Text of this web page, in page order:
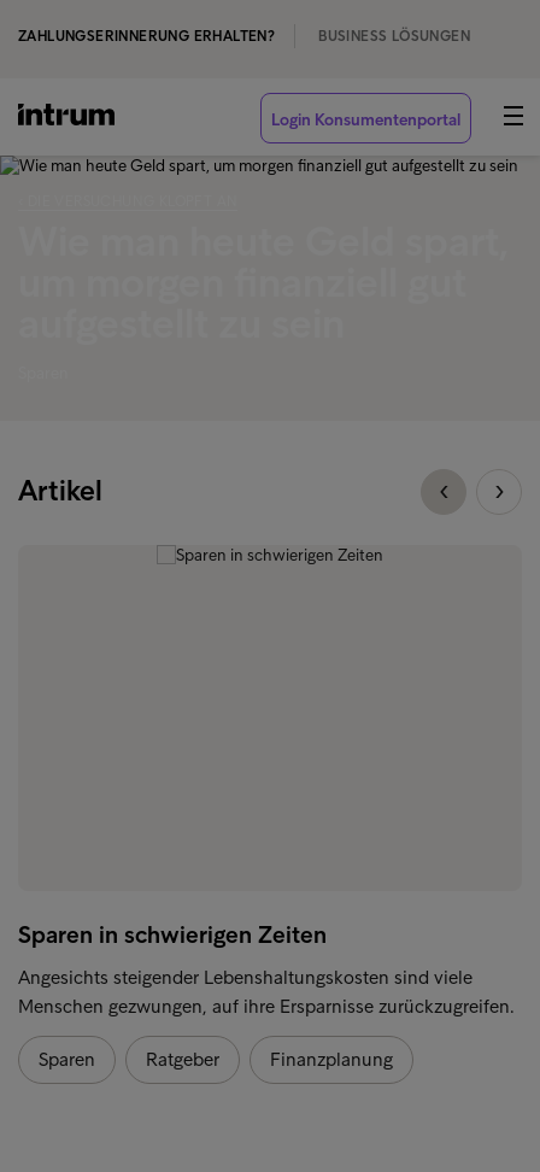
ZAHLUNGSERINNERUNG ERHALTEN? BUSINESS LÖSUNGEN
Login Konsumentenportal
Artikel
Sparen in schwierigen Zeiten
Angesichts steigender Lebenshaltungskosten sind viele
Menschen gezwungen, auf ihre Ersparnisse zurückzugreifen.
Sparen Ratgeber Finanzplanung